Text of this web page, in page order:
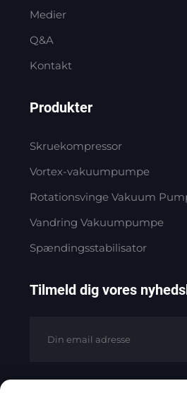
Medier
Q&A
Kontakt
Produkter
Skruekompressor
Vortex-vakuumpumpe
Rotationsvinge Vakuum
Vandring Vakuumpumpe
Spændingsstabilisator
Tilmeld dig vores